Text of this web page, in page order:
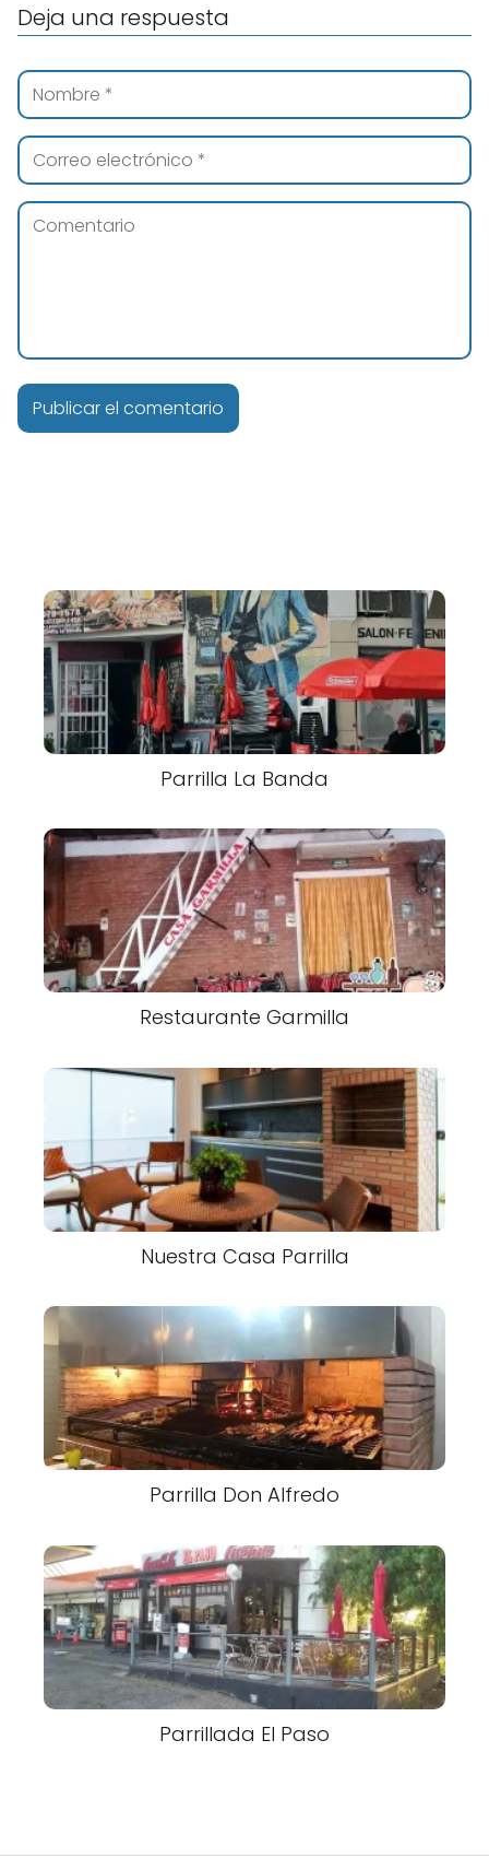
Deja una respuesta
Parrilla La Banda
Restaurante Garmilla
Nuestra Casa Parrilla
Parrilla Don Alfredo
Parrillada El Paso